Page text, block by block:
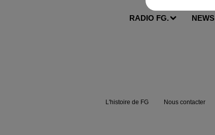
RADIO FG. NEWS
L'histoire de FG Nous contacter